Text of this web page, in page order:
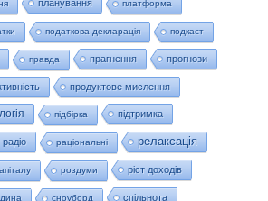
планування платформа
податкова декларація подкаст
правда прагнення прогнози
продуктове мислення
підбірка підтримка
радіо раціональні релаксація
роздуми ріст доходів
сноуборд спільнота